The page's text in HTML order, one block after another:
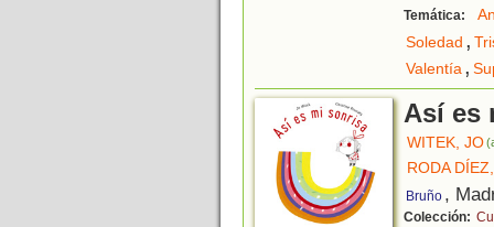
Temática:
Soledad ,
Valentía,
Así es
WITEK, JO
RODA
Bruño ,
Colección: